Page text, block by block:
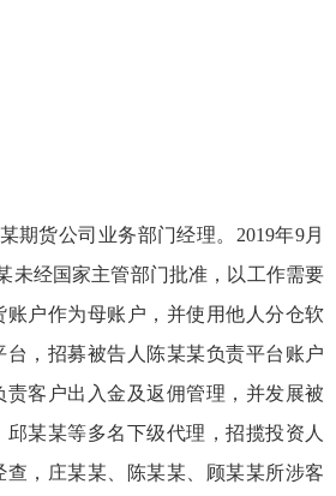
期货公司业务部门经理。2019年9月
未经国家主管部门批准，以工作需要
账户作为母账户，并使用他人分仓软
，招募被告人陈某某负责平台账户
责客户出入金及返佣管理，并发展被
某某等多名下级代理，招揽投资人
查，庄某某、陈某某、顾某某所涉客